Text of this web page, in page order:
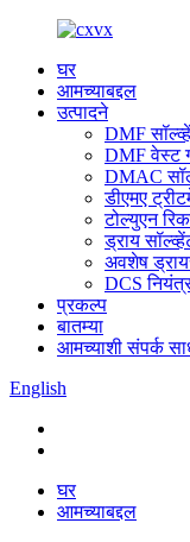
घर
आमच्याबद्दल
उत्पादने
DMF
DMF वेस्ट
DMAC
डीएमए
टोल्युएन
ड्राय
अवशेष
DCS
प्रकल्प
बातम्या
आमच्याशी संपर्क
English
घर
आमच्याबद्दल